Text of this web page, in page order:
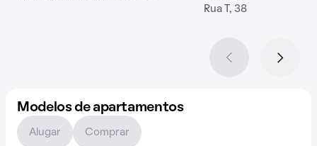
Rua T, 38
Modelos de apartamentos
Alugar Comprar